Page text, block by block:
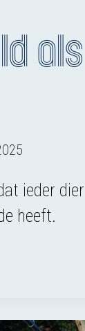
als
ieder dier
heeft.